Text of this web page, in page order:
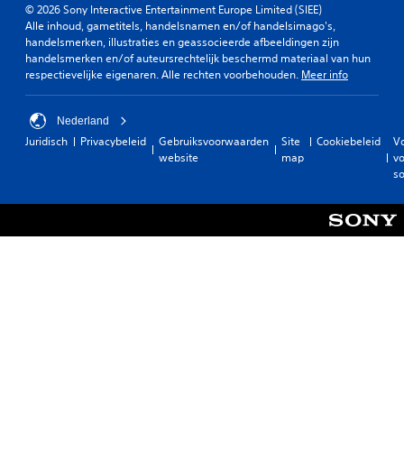
© 2026 Sony Interactive Entertainment Europe Limited (SIEE)
Alle inhoud, gametitels, handelsnamen en/of handelsimago's,
handelsmerken, illustraties en geassocieerde afbeeldingen zijn
handelsmerken en/of auteursrechtelijk beschermd materiaal van hun
respectievelijke eigenaren. Alle rechten voorbehouden. Meer info
Nederland
Juridisch Privacybeleid
Gebruiksvoorwaarden
website
Site
map
Cookiebeleid